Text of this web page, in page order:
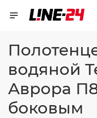
водяной
Аврора
боковым